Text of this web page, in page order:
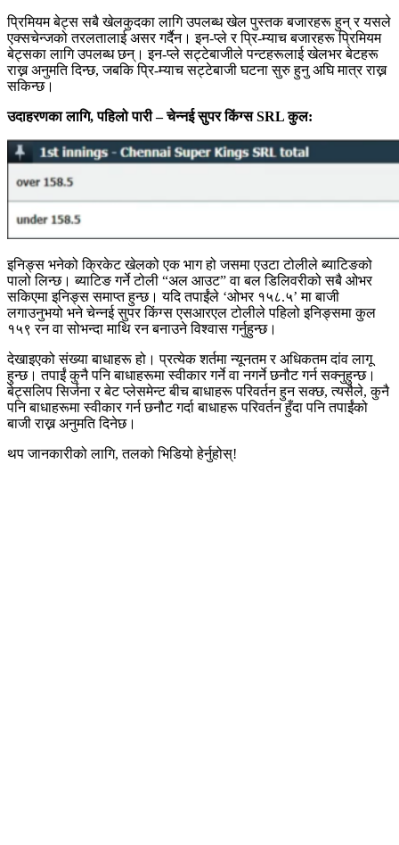
प्रिमियम बेट्स सबै खेलकुदका लागि उपलब्ध खेल पुस्तक बजारहरू हुन् र यसले
एक्सचेन्जको तरलतालाई असर गर्दैन। इन-प्ले र प्रि-म्याच बजारहरू प्रिमियम
बेट्सका लागि उपलब्ध छन्। इन-प्ले सट्टेबाजीले पन्टहरूलाई खेलभर बेटहरू
राख्न अनुमति दिन्छ, जबकि प्रि-म्याच सट्टेबाजी घटना सुरु हुनु अघि मात्र राख्न
सकिन्छ।
उदाहरणका लागि, पहिलो पारी – चेन्नई सुपर किंग्स SRL कुल:
इनिङ्स भनेको क्रिकेट खेलको एक भाग हो जसमा एउटा टोलीले ब्याटिङको
पालो लिन्छ। ब्याटिङ गर्ने टोली “अल आउट” वा बल डिलिवरीको सबै ओभर
सकिएमा इनिङ्स समाप्त हुन्छ। यदि तपाईंले ‘ओभर १५८.५’ मा बाजी
लगाउनुभयो भने चेन्नई सुपर किंग्स एसआरएल टोलीले पहिलो इनिङ्समा कुल
१५९ रन वा सोभन्दा माथि रन बनाउने विश्वास गर्नुहुन्छ।
देखाइएको संख्या बाधाहरू हो। प्रत्येक शर्तमा न्यूनतम र अधिकतम दांव लागू
हुन्छ। तपाईं कुनै पनि बाधाहरूमा स्वीकार गर्ने वा नगर्ने छनौट गर्न सक्नुहुन्छ।
बेट्सलिप सिर्जना र बेट प्लेसमेन्ट बीच बाधाहरू परिवर्तन हुन सक्छ, त्यसैले, कुनै
पनि बाधाहरूमा स्वीकार गर्न छनौट गर्दा बाधाहरू परिवर्तन हुँदा पनि तपाईंको
बाजी राख्न अनुमति दिनेछ।
थप जानकारीको लागि, तलको भिडियो हेर्नुहोस्!